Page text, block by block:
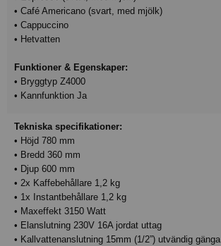
• Café Americano (svart, med mjölk)
• Cappuccino
• Hetvatten
Funktioner & Egenskaper:
• Bryggtyp Z4000
• Kannfunktion Ja
Tekniska specifikationer:
• Höjd 780 mm
• Bredd 360 mm
• Djup 600 mm
• 2x Kaffebehållare 1,2 kg
• 1x Instantbehållare 1,2 kg
• Maxeffekt 3150 Watt
• Elanslutning 230V 16A jordat uttag
• Kallvattenanslutning 15mm (1/2”) utvändig gänga